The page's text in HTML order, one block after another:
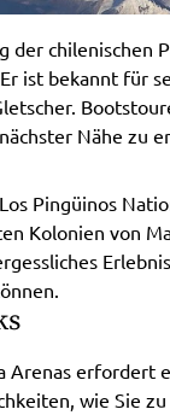
der chilenischen
ist bekannt für
Nähe zu
Pingüinos
Kolonien von
Arenas erfordert
wie Sie